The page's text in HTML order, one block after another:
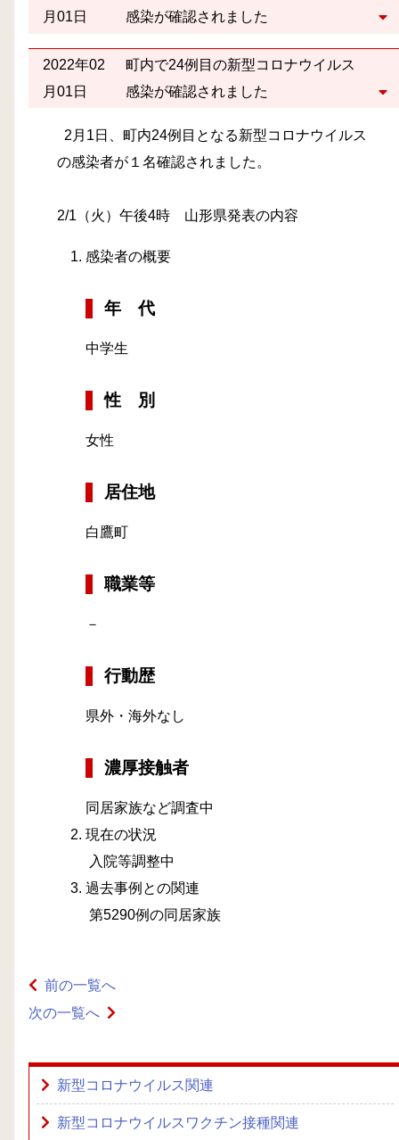
月01日
感染が確認されました
2022年02
月01日
町内で24例目の新型コロナウイルス
感染が確認されました
2月1日、町内24例目となる新型コロナウイルス
の感染者が１名確認されました。
2/1（火）午後4時 山形県発表の内容
感染者の概要
年 代
中学生
性 別
女性
居住地
白鷹町
職業等
－
行動歴
県外・海外なし
濃厚接触者
同居家族など調査中
現在の状況
入院等調整中
過去事例との関連
第5290例の同居家族
前の一覧へ
次の一覧へ
新型コロナウイルス関連
新型コロナウイルスワクチン接種関連